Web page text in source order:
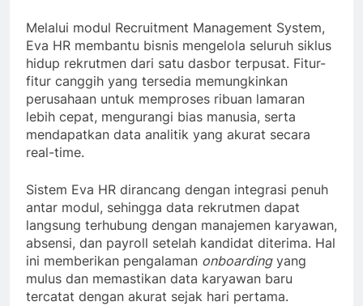
Melalui modul Recruitment Management System,
Eva HR membantu bisnis mengelola seluruh siklus
hidup rekrutmen dari satu dasbor terpusat. Fitur-
fitur canggih yang tersedia memungkinkan
perusahaan untuk memproses ribuan lamaran
lebih cepat, mengurangi bias manusia, serta
mendapatkan data analitik yang akurat secara
real-time.
Sistem Eva HR dirancang dengan integrasi penuh
antar modul, sehingga data rekrutmen dapat
langsung terhubung dengan manajemen karyawan,
absensi, dan payroll setelah kandidat diterima. Hal
ini memberikan pengalaman onboardingyang
mulus dan memastikan data karyawan baru
tercatat dengan akurat sejak hari pertama.